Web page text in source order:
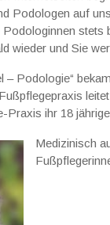
Podologen auf
stets
wieder und Sie
– Podologie“
Praxis ihr 18
Medizinisch